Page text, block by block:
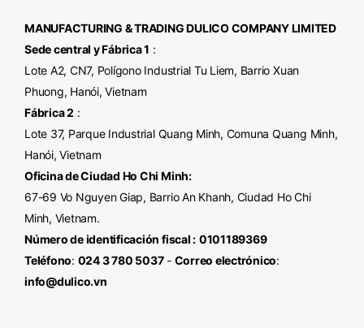
MANUFACTURING & TRADINGDULICOCOMPANY LIMITED
Sede central y Fábrica 1 :
Lote A2, CN7, Polígono Industrial Tu Liem, Barrio Xuan
Phuong, Hanói, Vietnam
Fábrica 2 :
Lote 37, Parque Industrial Quang Minh, Comuna Quang Minh,
Hanói, Vietnam
Oficina de Ciudad Ho Chi Minh:
67-69 Vo Nguyen Giap, Barrio An Khanh, Ciudad Ho Chi
Minh, Vietnam.
Número de identificación fiscal : 0101189369
Teléfono: 024 3 780 5037- Correo electrónico:
info@dulico.vn